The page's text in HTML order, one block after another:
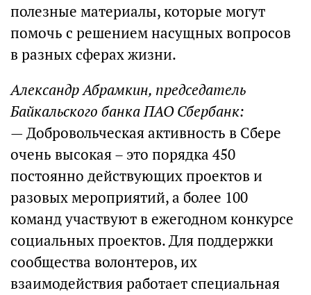
полезные материалы, которые могут
помочь с решением насущных вопросов
в разных сферах жизни.
Александр Абрамкин, председатель
Байкальского банка ПАО Сбербанк:
— Добровольческая активность в Сбере
очень высокая – это порядка 450
постоянно действующих проектов и
разовых мероприятий, а более 100
команд участвуют в ежегодном конкурсе
социальных проектов. Для поддержки
сообщества волонтеров, их
взаимодействия работает специальная